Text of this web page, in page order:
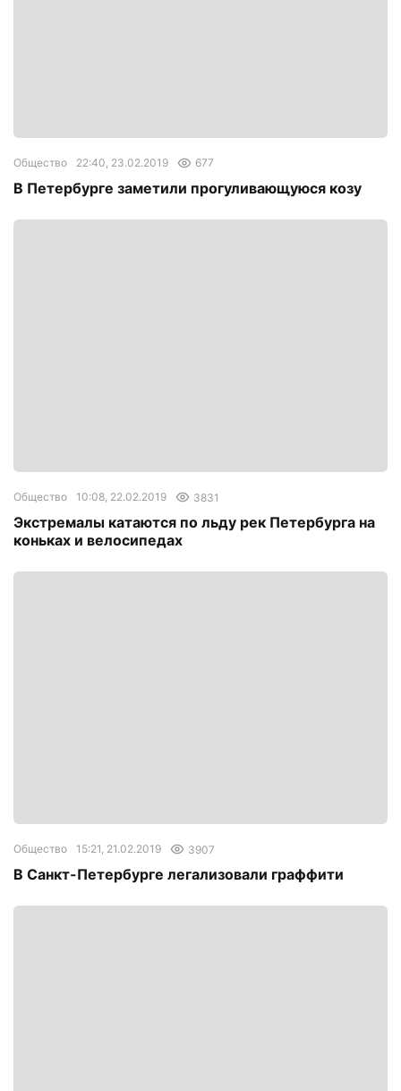
Общество 22:40, 23.02.2019 677
В Петербурге заметили прогуливающуюся козу
Общество 10:08, 22.02.2019 3831
Экстремалы катаются по льду рек Петербурга на
коньках и велосипедах
Общество 15:21, 21.02.2019 3907
В Санкт-Петербурге легализовали граффити